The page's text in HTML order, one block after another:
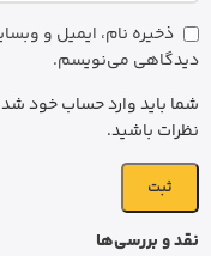
نقد و بررسی‌ها
ذخیره نام، ایمیل و
دیدگاهی می‌نویسم.
شما باید وارد حساب خود
نظرات باشید.